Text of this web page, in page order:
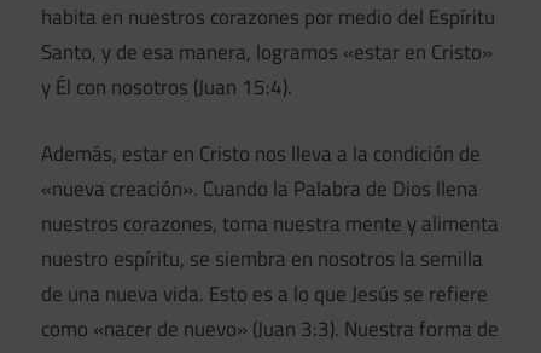
habita en nuestros corazones por medio del Espíritu
Santo, y de esa manera, logramos «estar en Cristo»
y Él con nosotros (Juan 15:4).
Además, estar en Cristo nos lleva a la condición de
«nueva creación». Cuando la Palabra de Dios llena
nuestros corazones, toma nuestra mente y alimenta
nuestro espíritu, se siembra en nosotros la semilla
de una nueva vida. Esto es a lo que Jesús se refiere
como «nacer de nuevo» (Juan 3:3). Nuestra forma de